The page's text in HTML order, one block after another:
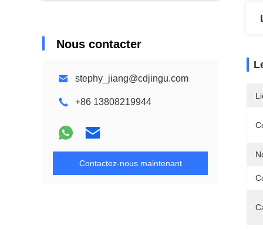
Nous contacter
stephy_jiang@cdjingu.com
+86 13808219944
Contactez-nous maintenant